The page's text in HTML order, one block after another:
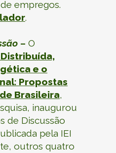
empregos.
.
– O
e o
Propostas
Brasileira,
inaugurou
de Discussão
pela IEI
outros quatro